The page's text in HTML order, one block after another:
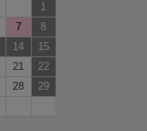
1
7
8
14
15
21
22
28
29